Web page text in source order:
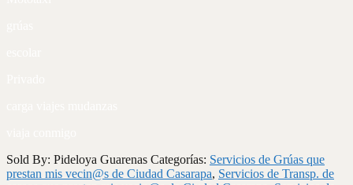
Sold By: Pideloya Guarenas Categorías: Servicios de Grúas que
prestan mis vecin@s de Ciudad Casarapa, Servicios de Transp. de